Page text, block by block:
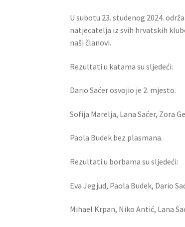
U subotu 23. studenog 2024.
natjecatelja iz svih hrvatskih
naši članovi.
Rezultati u katama su sljedeći:
Dario Saćer osvojio je 2. mjesto.
Sofija Marelja, Lana Saćer, Zora
Paola Budek bez plasmana.
Rezultati u borbama su sljedeći:
Eva Jegjud, Paola Budek, Dario
Mihael Krpan, Niko Antić, Lana